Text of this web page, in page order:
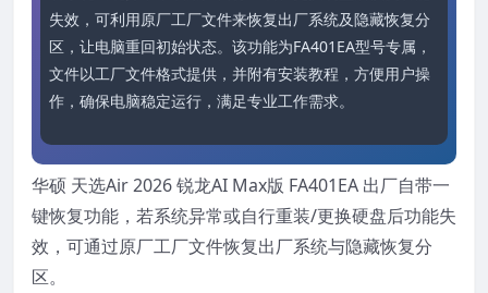
失效，可利用原厂工厂文件来恢复出厂系统及隐藏恢复分
区，让电脑重回初始状态。该功能为FA401EA型号专属，
文件以工厂文件格式提供，并附有安装教程，方便用户操
作，确保电脑稳定运行，满足专业工作需求。
华硕 天选Air 2026 锐龙AI Max版 FA401EA 出厂自带一
键恢复功能，若系统异常或自行重装/更换硬盘后功能失
效，可通过原厂工厂文件恢复出厂系统与隐藏恢复分
区。